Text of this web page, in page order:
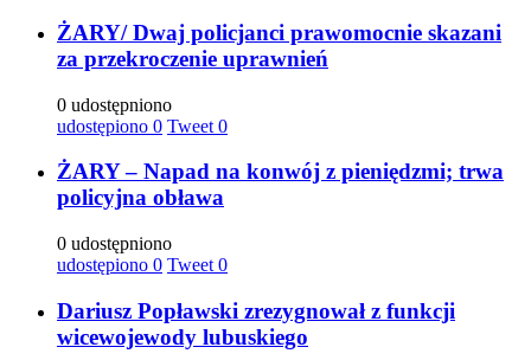
ŻARY/ Dwaj policjanci prawomocnie skazani
za przekroczenie uprawnień
0 udostępniono
udostępiono 0 Tweet 0
ŻARY – Napad na konwój z pieniędzmi; trwa
policyjna obława
0 udostępniono
udostępiono 0 Tweet 0
Dariusz Popławski zrezygnował z funkcji
wicewojewody lubuskiego